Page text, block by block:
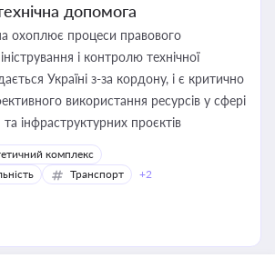
допомога
охоплює процеси правового
і контролю технічної
Україні з-за кордону, і є критично
використання ресурсів у сфері
інфраструктурних проєктів
комплекс
Транспорт +2